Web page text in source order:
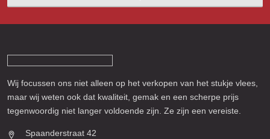
Wij focussen ons niet alleen op het verkopen van het stukje vlees,
maar wij weten ook dat kwaliteit, gemak en een scherpe prijs
tegenwoordig niet langer voldoende zijn. Ze zijn een vereiste.
Spaanderstraat 42